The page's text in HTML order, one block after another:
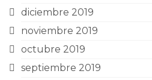
diciembre 2019
noviembre 2019
octubre 2019
septiembre 2019